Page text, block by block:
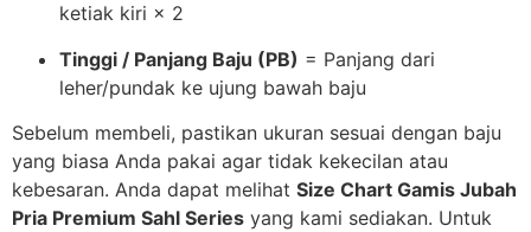
ketiak kiri × 2
Tinggi / Panjang Baju (PB) = Panjang dari
leher/pundak ke ujung bawah baju
Sebelum membeli, pastikan ukuran sesuai dengan baju
yang biasa Anda pakai agar tidak kekecilan atau
kebesaran. Anda dapat melihat Size Chart Gamis Jubah
Pria Premium Sahl Series yang kami sediakan. Untuk